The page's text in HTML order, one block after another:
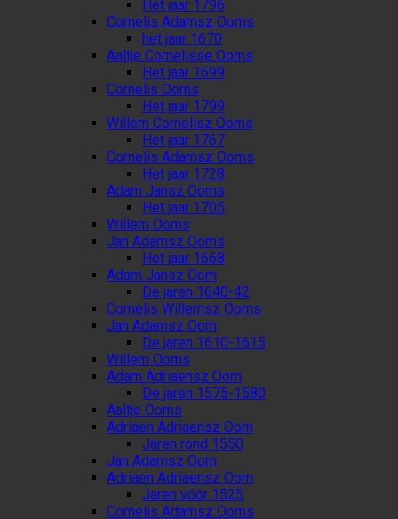
Het jaar 1796
Cornelis Adamsz Ooms
het jaar 1670
Aaltje Cornelisse Ooms
Het jaar 1699
Cornelis Ooms
Het jaar 1799
Willem Cornelisz Ooms
Het jaar 1767
Cornelis Adamsz Ooms
Het jaar 1728
Adam Jansz Ooms
Het jaar 1705
Willem Ooms
Jan Adamsz Ooms
Het jaar 1668
Adam Jansz Oom
De jaren 1640-42
Cornelis Willemsz Ooms
Jan Adamsz Oom
De jaren 1610-1615
Willem Ooms
Adam Adriaensz Oom
De jaren 1575-1580
Aaltje Ooms
Adriaen Adriaensz Oom
Jaren rond 1550
Jan Adamsz Oom
Adriaen Adriaensz Oom
Jaren vóór 1525
Cornelis Adamsz Ooms